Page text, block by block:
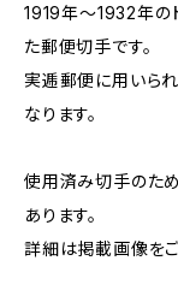
1919年～1932年の
た郵便切手です。
実逓郵便に用いら
なります。
使用済み切手のた
あります。
詳細は掲載画像をご